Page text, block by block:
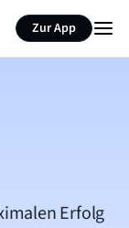
Zur App
Erfolg